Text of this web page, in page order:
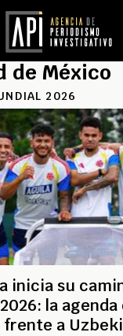
de México
2026
inicia su
la
a